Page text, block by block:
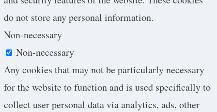
do not store any personal information.
Non-necessary
Non-necessary
Any cookies that may not be particularly necessary
for the website to function and is used specifically to
collect user personal data via analytics, ads, other